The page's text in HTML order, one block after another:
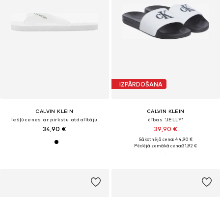
CALVIN KLEIN
Iešļūcenes ar pirkstu atdalītāju
34,90 €
IZPĀRDOŠANA
CALVIN KLEIN
čības 'JELLY'
39,90 €
Sākotnējā cena: 44,90 €
Pēdējā zemākā cena:31,92 €